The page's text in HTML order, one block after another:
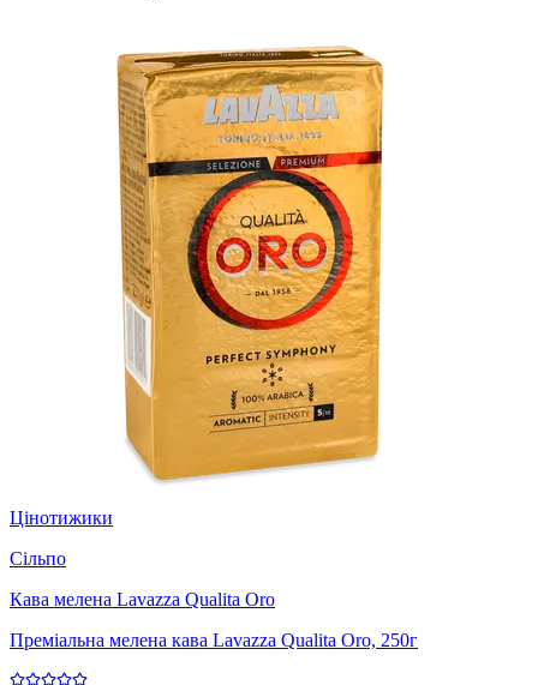
Цінотижики
Сільпо
Кава мелена Lavazza Qualita Oro
Преміальна мелена кава Lavazza Qualita Oro, 250г